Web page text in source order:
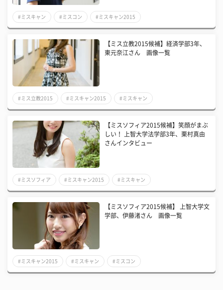
#ミスキャン #ミスコン #ミスキャン2015
【ミス立教2015候補】経済学部3年、
東元奈江さん 画像一覧
#ミス立教2015 #ミスキャン2015 #ミスキャン
【ミスソフィア2015候補】笑顔がまぶ
しい！ 上智大学法学部3年、栗村真由
さんインタビュー
#ミスソフィア #ミスキャン2015 #ミスキャン
【ミスソフィア2015候補】 上智大学文
学部、伊藤渚さん 画像一覧
#ミスキャン2015 #ミスキャン #ミスコン